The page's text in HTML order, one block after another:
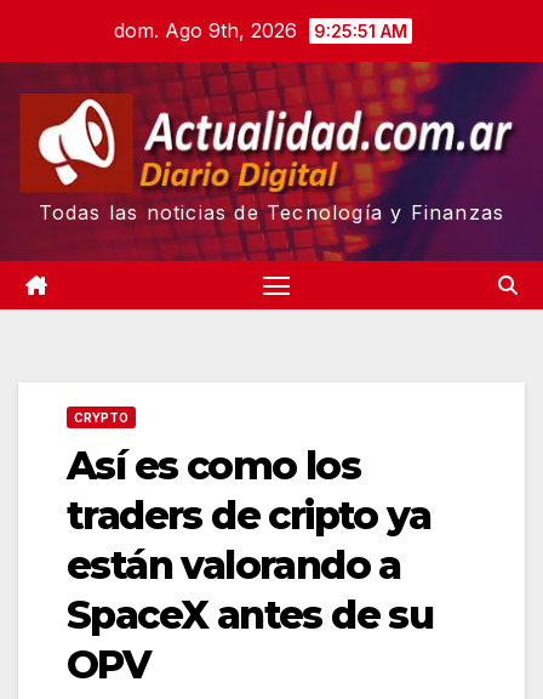
content
dom. Ago 9th, 2026 9:25:52 AM
Todas las noticias de Tecnología y Finanzas
CRYPTO
Así es como los
traders de cripto ya
están valorando a
SpaceX antes de su
OPV